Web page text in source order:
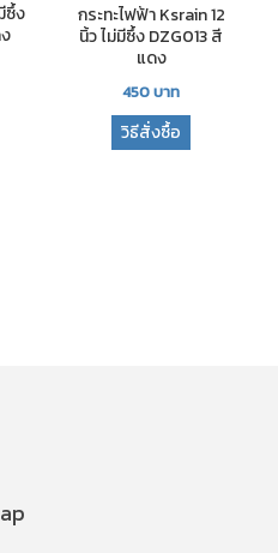
ซึ้ง
กระทะไฟฟ้า Ksrain 12
นิ้ว ไม่มีซึ้ง DZG013 สี
แดง
450บาท
วิธีสั่งซื้อ